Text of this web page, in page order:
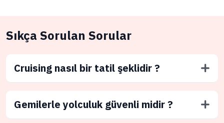
Sıkça Sorulan Sorular
Cruising nasıl bir tatil şeklidir ?
Gemilerle yolculuk güvenli midir ?